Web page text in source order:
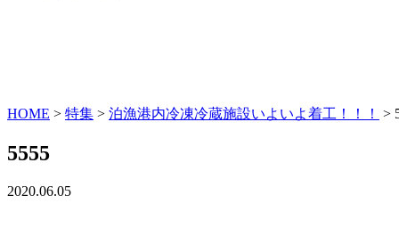
HOME > 特集 > 泊漁港内冷凍冷蔵施設いよいよ着工！！！ >
5555
2020.06.05